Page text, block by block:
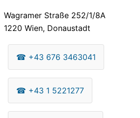
Wagramer Straße 252/1/8A
1220 Wien, Donaustadt
☎ +43 676 3463041
☎ +43 1 5221277